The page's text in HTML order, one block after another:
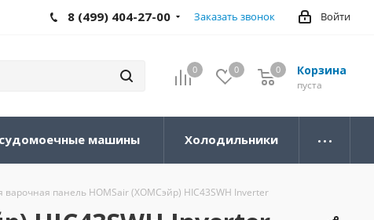
Войти
8 (499) 404-27-00 Заказать звонок
0 0 Корзина
0
пуста
0
машины Холодильники
варочная панель HOMSair (ХОМСэйр) HIC43SWH Inverter